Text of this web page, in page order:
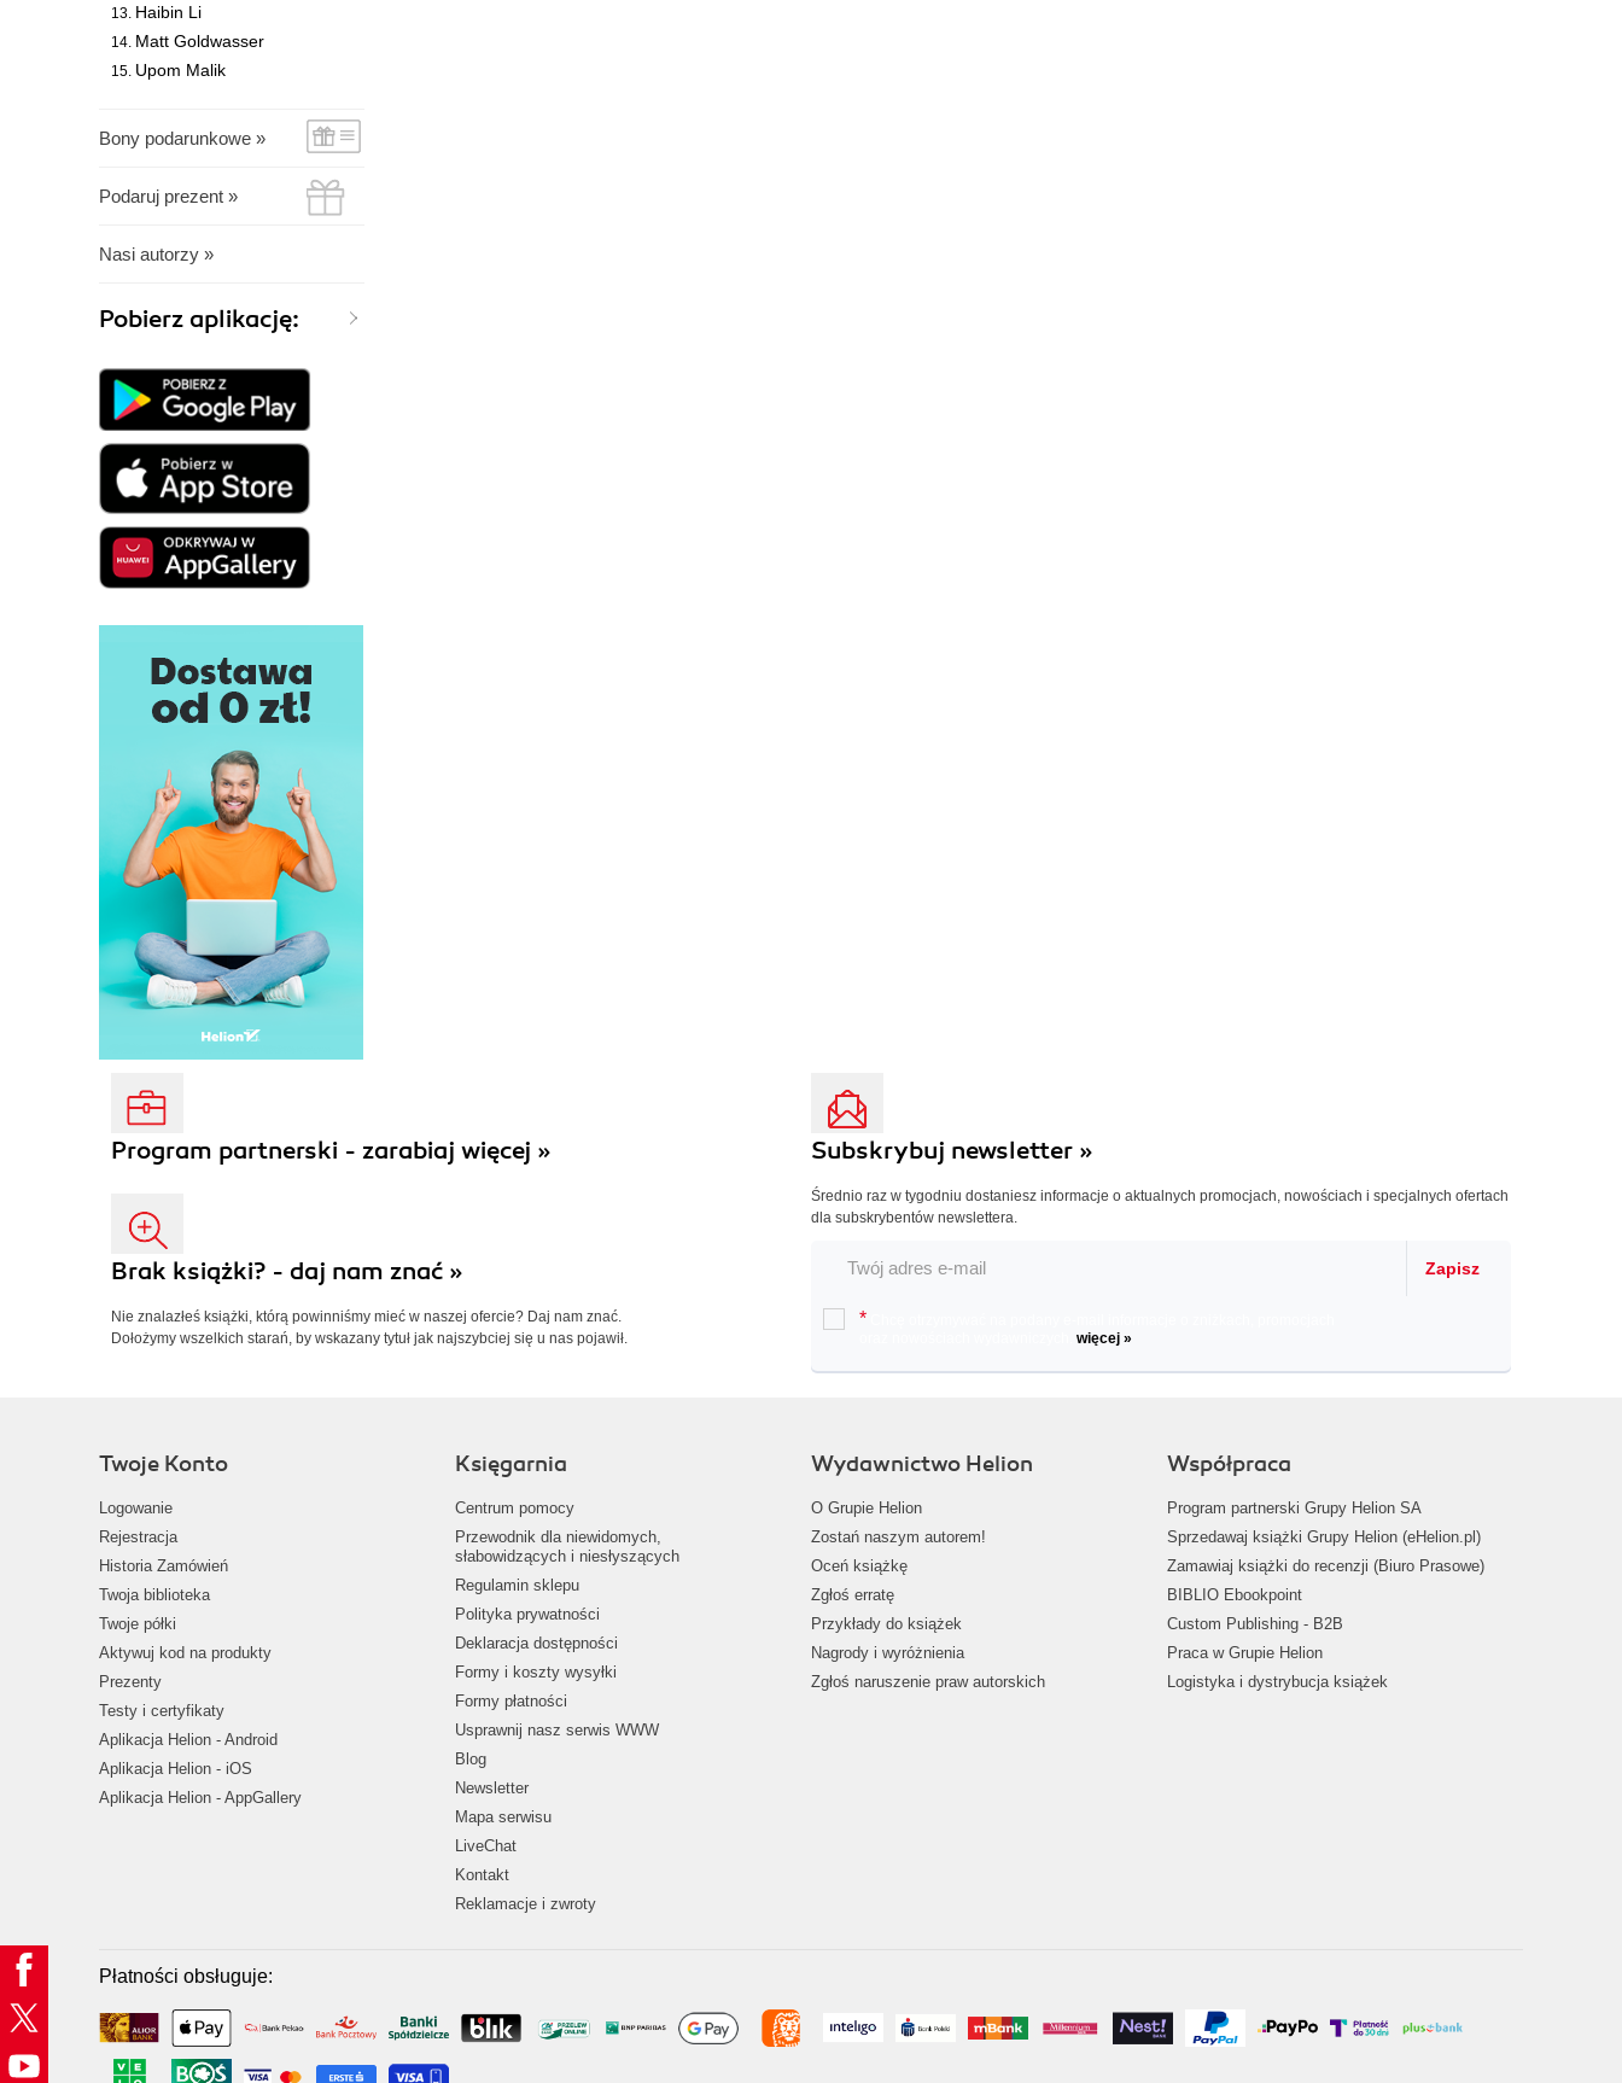
Haibin Li
Matt Goldwasser
Upom Malik
Bony podarunkowe »
Podaruj prezent »
Nasi autorzy »
Pobierz aplikację:
Program partnerski - zarabiaj więcej »
Brak książki? - daj nam znać »
Nie znalazłeś książki, którą powinniśmy mieć w naszej ofercie? Daj nam znać.
Dołożymy wszelkich starań, by wskazany tytuł jak najszybciej się u nas pojawił.
Subskrybuj newsletter »
Średnio raz w tygodniu dostaniesz informacje o aktualnych promocjach, nowościach i specjalnych ofertach
dla subskrybentów newslettera.
Zapisz
*
więcej »
Twoje Konto
Logowanie
Rejestracja
Historia Zamówień
Twoja biblioteka
Twoje półki
Aktywuj kod na produkty
Prezenty
Testy i certyfikaty
Aplikacja Helion - Android
Aplikacja Helion - iOS
Aplikacja Helion - AppGallery
Księgarnia
Centrum pomocy
Przewodnik dla niewidomych,
słabowidzących i niesłyszących
Regulamin sklepu
Polityka prywatności
Deklaracja dostępności
Formy i koszty wysyłki
Formy płatności
Usprawnij nasz serwis WWW
Blog
Newsletter
Mapa serwisu
LiveChat
Kontakt
Reklamacje i zwroty
Wydawnictwo Helion
O Grupie Helion
Zostań naszym autorem!
Oceń książkę
Zgłoś erratę
Przykłady do książek
Nagrody i wyróżnienia
Zgłoś naruszenie praw autorskich
Współpraca
Program partnerski Grupy Helion SA
Sprzedawaj książki Grupy Helion (eHelion.pl)
Zamawiaj książki do recenzji (Biuro Prasowe)
BIBLIO Ebookpoint
Custom Publishing - B2B
Praca w Grupie Helion
Logistyka i dystrybucja książek
Płatności obsługuje: